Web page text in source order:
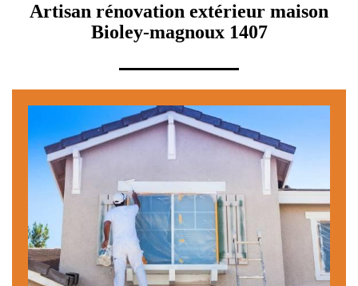
Artisan rénovation extérieur maison
Bioley-magnoux 1407